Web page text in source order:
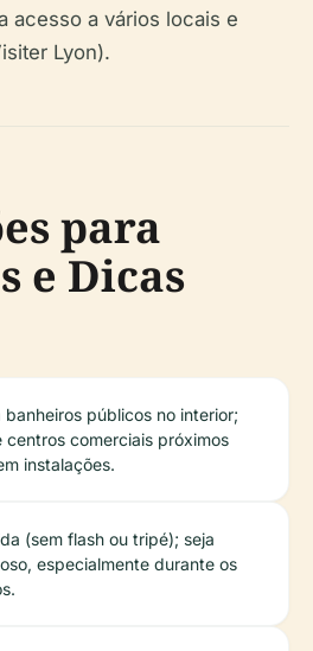
acesso a vários locais e
Lyon).
para
e Dicas
banheiros públicos no interior;
centros comerciais próximos
instalações.
(sem flash ou tripé); seja
especialmente durante os